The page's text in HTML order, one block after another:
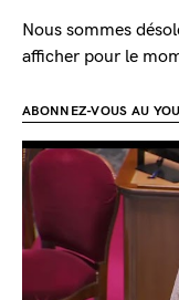
Nous sommes
afficher pour le
ABONNEZ-VOUS AU